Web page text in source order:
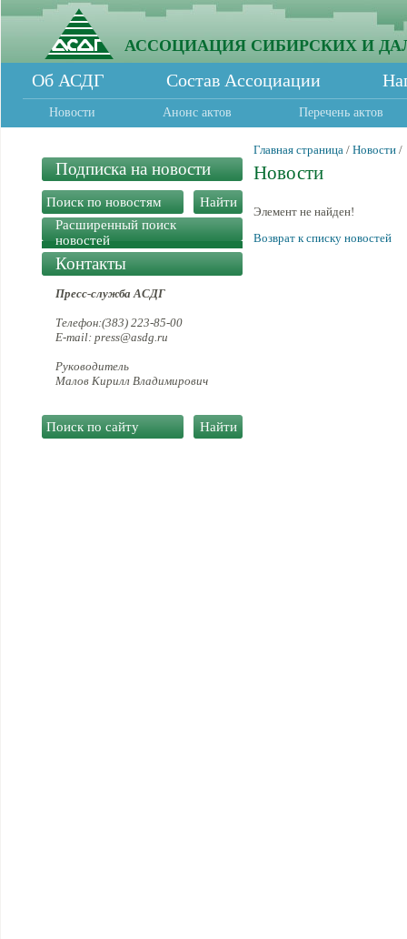
АССОЦИАЦИЯ СИБИРСКИХ И
Об АСДГ Состав Ассоциации
Новости Анонс актов Перечень актов
Подписка на новости
Расширенный поиск
новостей
Контакты
Пресс-служба АСДГ
Телефон:(383) 223-85-00
E-mail: press@asdg.ru
Руководитель
Малов Кирилл Владимирович
Главная страница / Новости /
Новости
Элемент не найден!
Возврат к списку новостей